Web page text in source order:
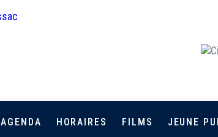
AGENDA HORAIRES FILMS JEUNE